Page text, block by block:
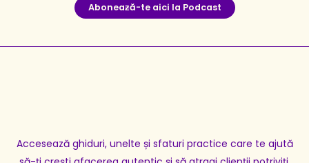
Aboneaƶă-te aici la Podcast
Accesează ghiduri, unelte și sfaturi practice care te ajută